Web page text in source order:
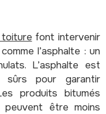
font intervenir
l’asphalte : un
L’asphalte est
sûrs pour garantir
produits bitumés
peuvent être moins